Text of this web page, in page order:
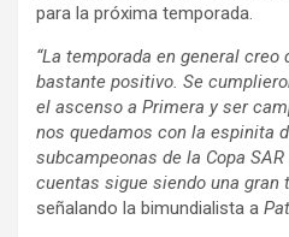
para la próxima temporada.
“La temporada en general creo
bastante positivo. Se
el ascenso a Primera y ser
nos quedamos con la espinita
subcampeonas de la Copa
cuentas sigue siendo una gran
señalando la bimundialista a